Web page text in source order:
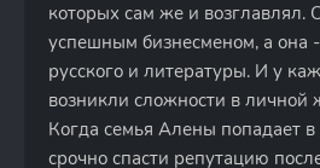
которых сам же и возглавлял.
успешным бизнесменом, а она
русского и литературы. И у
возникли сложности в личной
Когда семья Алены попадает
срочно спасти репутацию